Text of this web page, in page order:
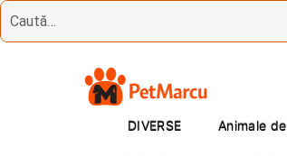
Treci
Sări
DIVERSE Animale